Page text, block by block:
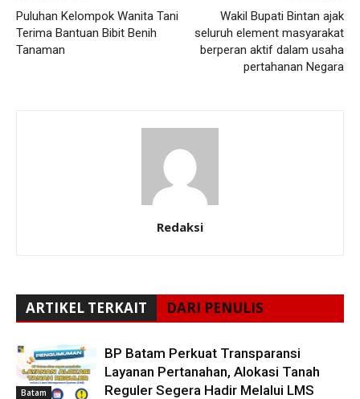
Puluhan Kelompok Wanita Tani
Terima Bantuan Bibit Benih
Tanaman
Wakil Bupati Bintan ajak
seluruh element masyarakat
berperan aktif dalam usaha
pertahanan Negara
Redaksi
ARTIKEL TERKAIT DARI PENULIS
Batam
BP Batam Perkuat Transparansi
Layanan Pertanahan, Alokasi Tanah
Reguler Segera Hadir Melalui LMS